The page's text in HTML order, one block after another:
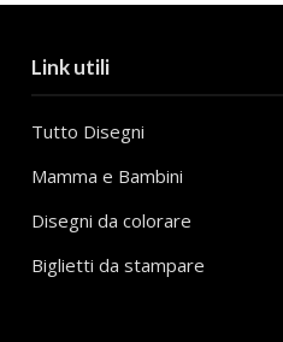
Link utili
Tutto Disegni
Mamma e Bambini
Disegni da colorare
Biglietti da stampare